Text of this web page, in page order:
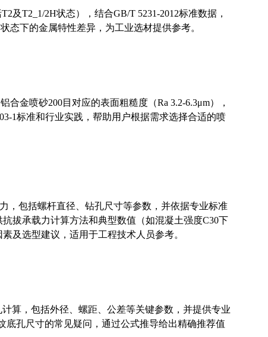
及T2_1/2H状态），结合GB/T 5231-2012标准数据，
态下的金属特性差异，为工业选材提供参考。
金喷砂200目对应的表面粗糙度（Ra 3.2-6.3μm），
1标准和行业实践，帮助用户根据需求选择合适的喷
，包括螺杆直径、钻孔尺寸等参数，并依据专业标准
抗拔承载力计算方法和典型数值（如混凝土强度C30下
及选型建议，适用于工程技术人员参考。
算，包括外径、螺距、公差等关键参数，并提供专业
底孔尺寸的常见疑问，通过公式推导给出精确推荐值